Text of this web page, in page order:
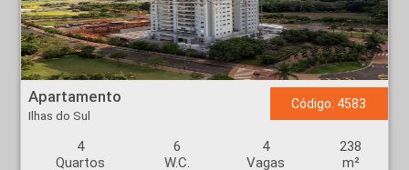
Apartamento - Ilhas do Sul - Ribeirão Preto
Apartamento
Ilhas do Sul
Código: 4583
4
Quartos
6
W.C.
4
Vagas
238
m²